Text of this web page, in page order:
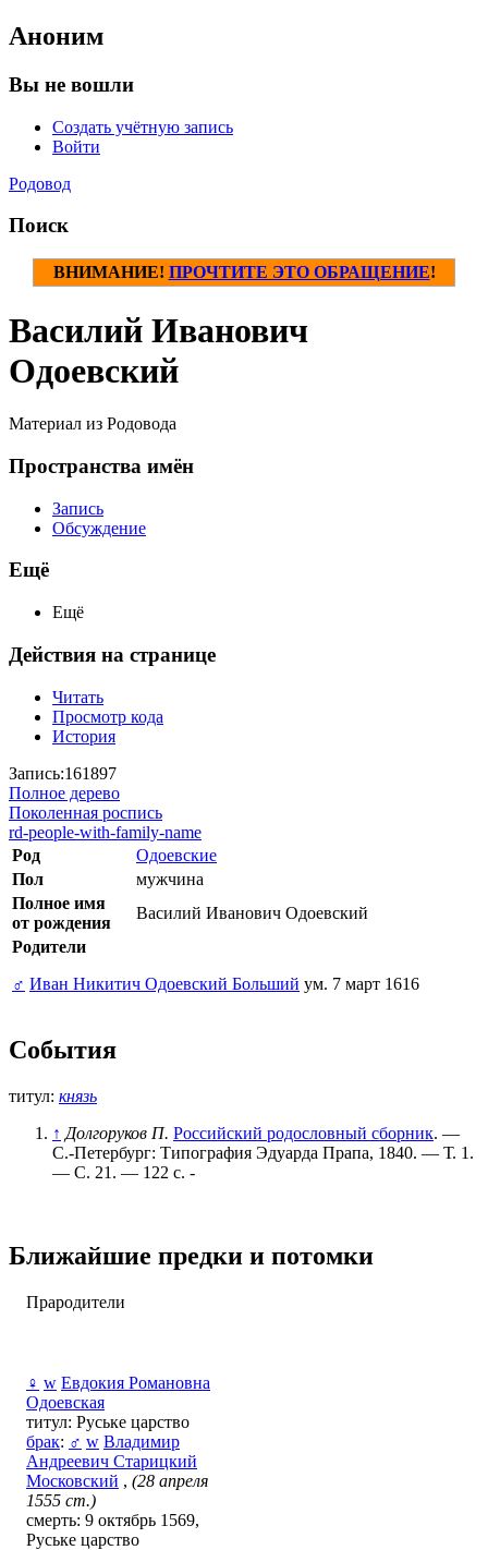
Аноним
Вы не вошли
Создать учётную запись
Войти
Родовод
Поиск
ВНИМАНИЕ! ПРОЧТИТЕ ЭТО ОБРАЩЕНИЕ!
Василий Иванович
Одоевский
Материал из Родовода
Пространства имён
Запись
Обсуждение
Ещё
Ещё
Действия на странице
Читать
Просмотр кода
История
Запись:161897
Полное дерево
Поколенная роспись
rd-people-with-family-name
Род
Одоевские
Пол
мужчина
Полное имя
от рождения
Василий Иванович Одоевский
Родители
♂ Иван Никитич Одоевский Больший ум. 7 март 1616
События
титул: князь
↑ Долгоруков П. Российский родословный сборник. —
С.-Петербург: Типография Эдуарда Прапа, 1840. — Т. 1.
— С. 21. — 122 с. -
Ближайшие предки и потомки
Прародители
♀ w Евдокия Романовна
Одоевская
титул: Руське царство
брак: ♂ w Владимир
Андреевич Старицкий
Московский , (28 апреля
1555 ст.)
смерть: 9 октябрь 1569,
Руське царство